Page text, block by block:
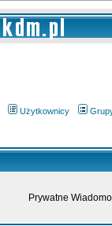
Użytkownicy
Prywatne